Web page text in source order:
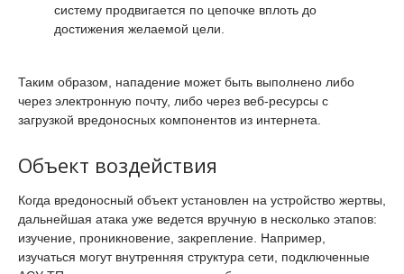
систему продвигается по цепочке вплоть до
достижения желаемой цели.
Таким образом, нападение может быть выполнено либо
через электронную почту, либо через веб-ресурсы с
загрузкой вредоносных компонентов из интернета.
Объект воздействия
Когда вредоносный объект установлен на устройство жертвы,
дальнейшая атака уже ведется вручную в несколько этапов:
изучение, проникновение, закрепление. Например,
изучаться могут внутренняя структура сети, подключенные